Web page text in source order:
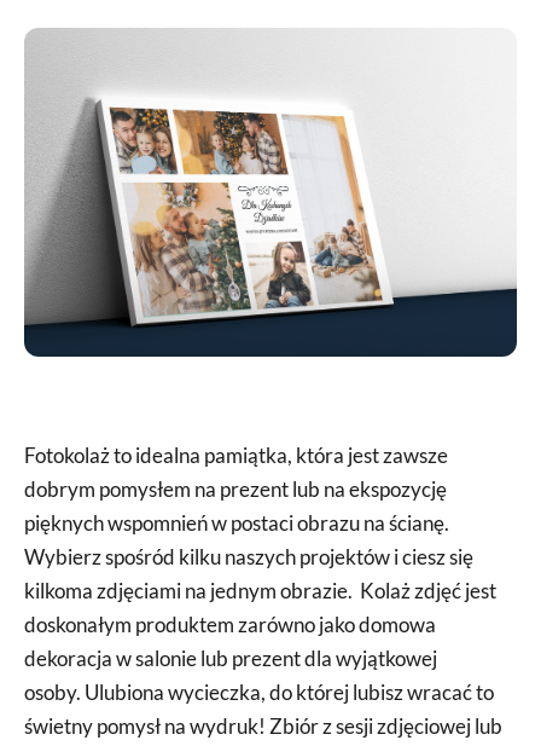
Fotokolaż to idealna pamiątka, która jest zawsze
dobrym pomysłem na prezent lub na ekspozycję
pięknych wspomnień w postaci obrazu na ścianę.
Wybierz spośród kilku naszych projektów i ciesz się
kilkoma zdjęciami na jednym obrazie. Kolaż zdjęć jest
doskonałym produktem zarówno jako domowa
dekoracja w salonie lub prezent dla wyjątkowej
osoby. Ulubiona wycieczka, do której lubisz wracać to
świetny pomysł na wydruk! Zbiór z sesji zdjęciowej lub